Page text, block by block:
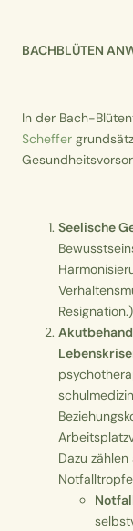
BACHBLÜTEN
In der Bach-
Scheffer
Seelische
Resignation.)
Dazu